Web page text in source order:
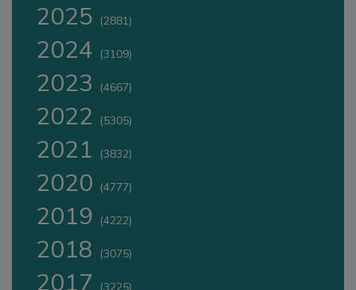
2025 (2881)
2024 (3109)
2023 (4667)
2022 (5305)
2021 (3832)
2020 (4777)
2019 (4222)
2018 (3075)
2017